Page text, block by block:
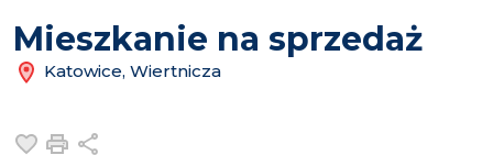
Mieszkanie na sprzedaż
Katowice, Wiertnicza
Dodaj do ulubionych
Drukuj